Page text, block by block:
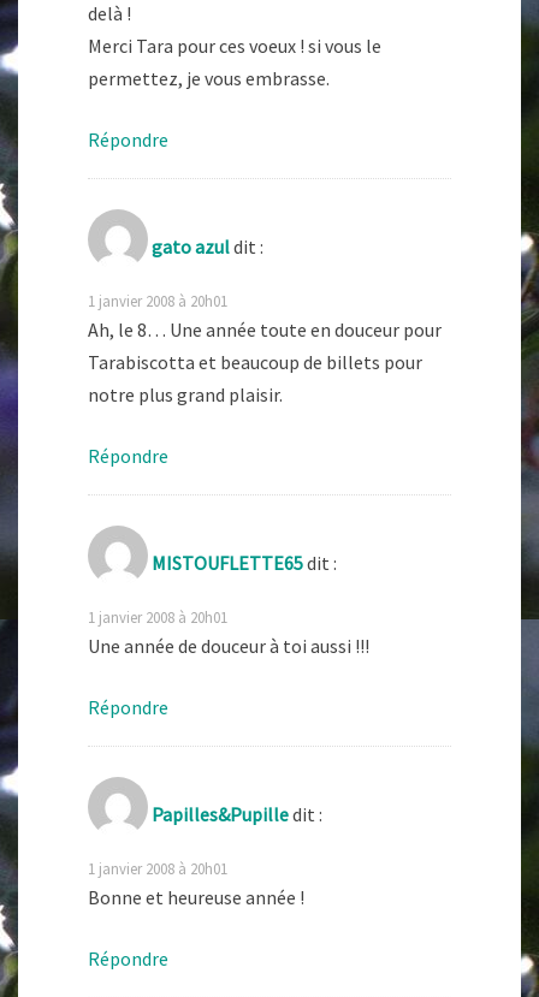
delà !
Merci Tara pour ces voeux ! si vous le
permettez, je vous embrasse.
Répondre
gato azuldit :
1 janvier 2008 à 20h01
Ah, le 8… Une année toute en douceur pour
Tarabiscotta et beaucoup de billets pour
notre plus grand plaisir.
Répondre
MISTOUFLETTE65dit :
1 janvier 2008 à 20h01
Une année de douceur à toi aussi !!!
Répondre
Papilles&Pupilledit :
1 janvier 2008 à 20h01
Bonne et heureuse année !
Répondre